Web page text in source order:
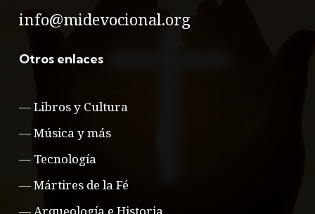
info@midevocional.org
Otros enlaces
—Libros y Cultura
—Música y más
— Tecnología
—Mártires de la Fé
— Arqueología e Historia